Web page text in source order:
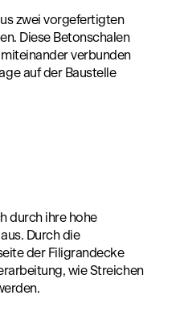
zwei vorgefertigten
Diese Betonschalen
verbunden
auf der Baustelle
durch ihre hohe
Durch die
der Filigrandecke
wie Streichen